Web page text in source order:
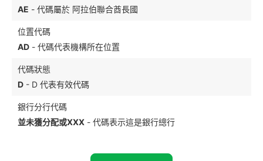
AE - 代碼屬於 阿拉伯聯合酋長國
位置代碼
AD - 代碼代表機構所在位置
代碼狀態
D - D 代表有效代碼
銀行分行代碼
並未獲分配或XXX - 代碼表示這是銀行總行